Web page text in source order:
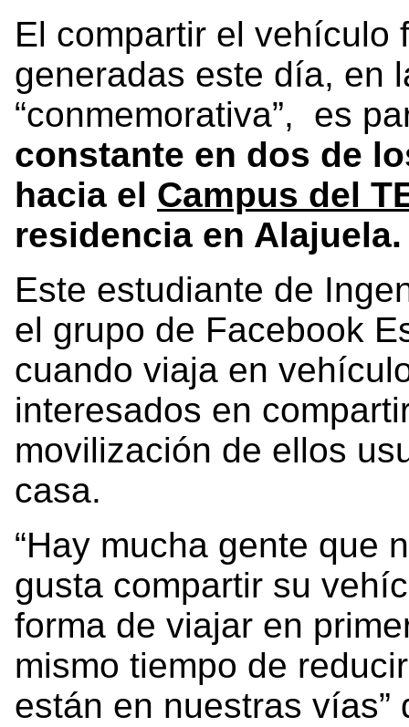
El compartir el vehículo
generadas este día, en
“conmemorativa”, es
constante en dos de
hacia el Campus del
residencia en Alajuela.
Este estudiante de
el grupo de Facebook
cuando viaja en
interesados en
movilización de ellos
casa.
“Hay mucha gente que
gusta compartir su
forma de viajar en
mismo tiempo de
están en nuestras vías”